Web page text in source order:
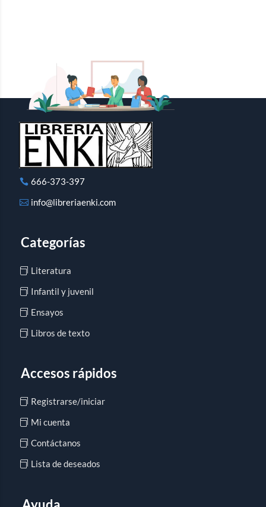
666-373-397
info@libreriaenki.com
Categorías
Literatura
Infantil y juvenil
Ensayos
Libros de texto
Accesos rápidos
Registrarse/iniciar
Mi cuenta
Contáctanos
Lista de deseados